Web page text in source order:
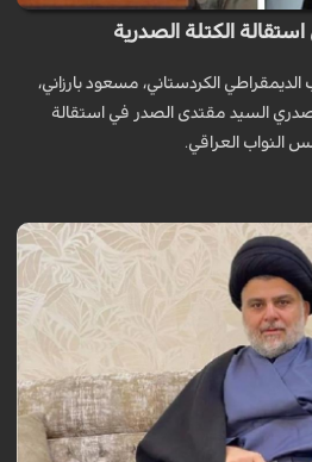
الكتلة الصدرية
الكردستاني، مسعود بارزاني،
الصدري السيد مقتدى الصدر في استقالة
النواب العراقي.